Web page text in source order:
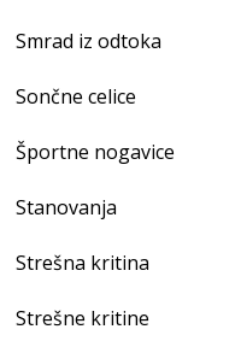
Smrad iz odtoka
Sončne celice
Športne nogavice
Stanovanja
Strešna kritina
Strešne kritine